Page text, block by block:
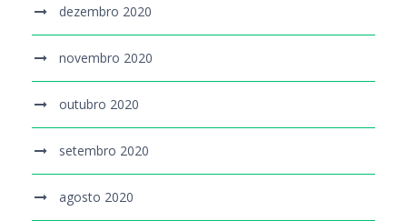
dezembro 2020
novembro 2020
outubro 2020
setembro 2020
agosto 2020